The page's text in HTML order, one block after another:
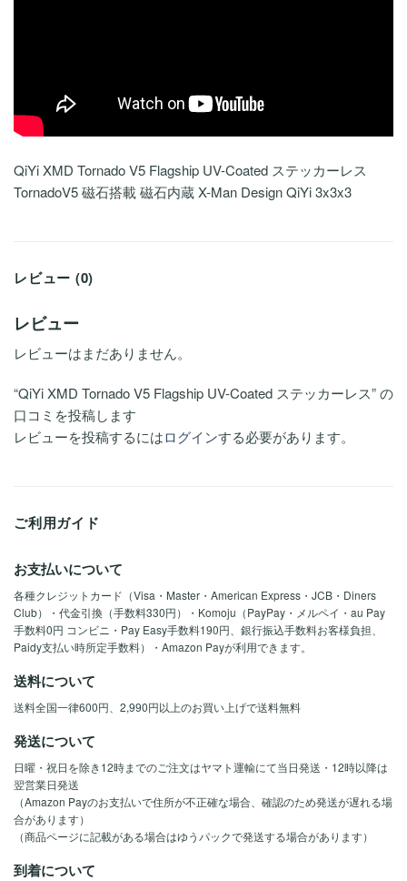
QiYi XMD Tornado V5 Flagship UV-Coated ステッカーレス
TornadoV5 磁石搭載 磁石内蔵 X-Man Design QiYi 3x3x3
レビュー (0)
レビュー
レビューはまだありません。
“QiYi XMD Tornado V5 Flagship UV-Coated ステッカーレス” の
口コミを投稿します
レビューを投稿するにはログインする必要があります。
ご利用ガイド
お支払いについて
各種クレジットカード（Visa・Master・American Express・JCB・Diners
Club）・代金引換（手数料330円）・Komoju（PayPay・メルペイ・au Pay
手数料0円 コンビニ・Pay Easy手数料190円、銀行振込手数料お客様負担、
Paidy支払い時所定手数料）・Amazon Payが利用できます。
送料について
送料全国一律600円、2,990円以上のお買い上げで送料無料
発送について
日曜・祝日を除き12時までのご注文はヤマト運輸にて当日発送・12時以降は
翌営業日発送
（Amazon Payのお支払いで住所が不正確な場合、確認のため発送が遅れる場
合があります）
（商品ページに記載がある場合はゆうパックで発送する場合があります）
到着について